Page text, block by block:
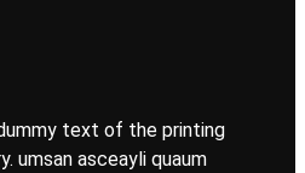
text of the printing
umsan asceayli quaum